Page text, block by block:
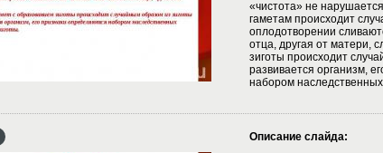
«чистота» не
гаметам происходит
оплодотворении
отца, другая от матери,
зиготы происходит
развивается организм,
набором
Описание слайда: